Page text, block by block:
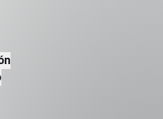
Universidad
Chile, 2012.
Pontificia Universidad
Ciencias de la
de la Educación,